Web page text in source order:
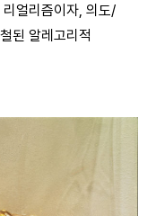
얼리즘이자, 의도/
된 알레고리적